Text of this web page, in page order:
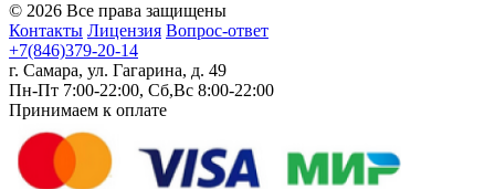
© 2026 Все права защищены
Контакты Лицензия Вопрос-ответ
+7(846)379-20-14
г. Самара, ул. Гагарина, д. 49
Пн-Пт 7:00-22:00, Сб,Вс 8:00-22:00
Принимаем к оплате